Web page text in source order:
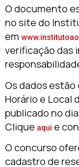
O documento
no site do
em
verificação das
Os dados
Horário e Local
publicado no
Clique aqui e
O concurso
cadastro de